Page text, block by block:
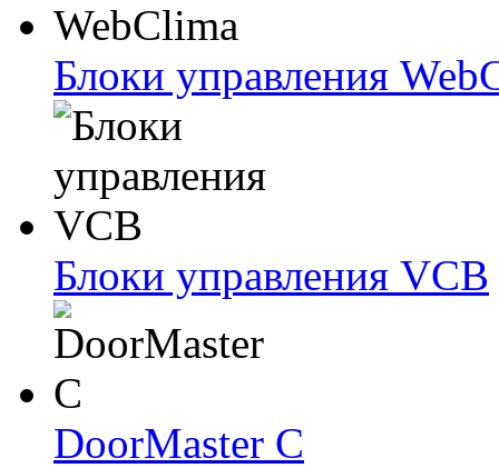
Блоки упрaвлeния
Блоки упрaвлeния VCB
DoorMaster C